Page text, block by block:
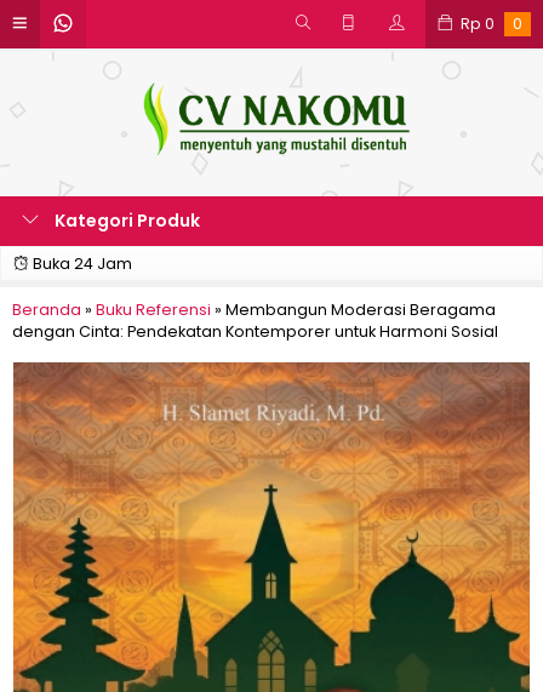
Rp 0 0
Kategori Produk
Buka 24 Jam
Beranda » Buku Referensi » Membangun Moderasi Beragama
dengan Cinta: Pendekatan Kontemporer untuk Harmoni Sosial